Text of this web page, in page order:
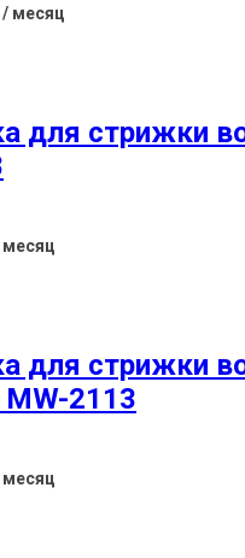
/ месяц
для стрижки
месяц
для стрижки
2113
месяц